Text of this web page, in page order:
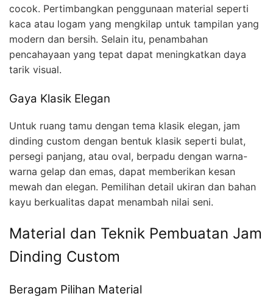
cocok. Pertimbangkan penggunaan material seperti
kaca atau logam yang mengkilap untuk tampilan yang
modern dan bersih. Selain itu, penambahan
pencahayaan yang tepat dapat meningkatkan daya
tarik visual.
Gaya Klasik Elegan
Untuk ruang tamu dengan tema klasik elegan, jam
dinding custom dengan bentuk klasik seperti bulat,
persegi panjang, atau oval, berpadu dengan warna-
warna gelap dan emas, dapat memberikan kesan
mewah dan elegan. Pemilihan detail ukiran dan bahan
kayu berkualitas dapat menambah nilai seni.
Material dan Teknik Pembuatan Jam
Dinding Custom
Beragam Pilihan Material